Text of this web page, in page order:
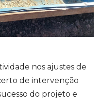
nos ajustes de
de intervenção
do projeto e